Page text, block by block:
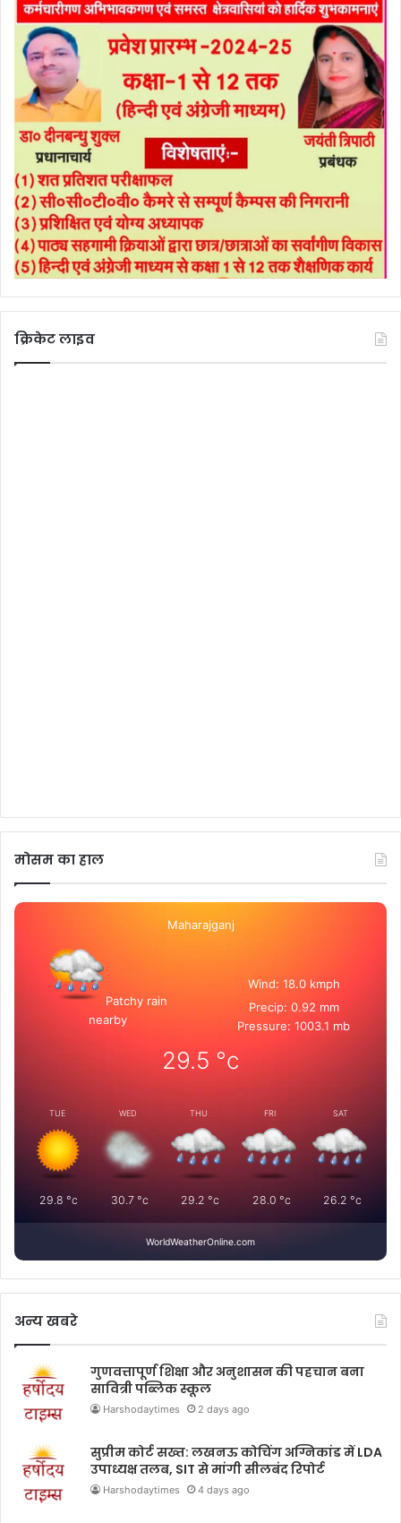
क्रिकेट लाइव
मोसम का हाल
Maharajganj
Patchy rain
nearby
Wind: 18.0 kmph
Precip: 0.92 mm
Pressure: 1003.1 mb
29.5 °c
TUE
29.8 °c
WED
30.7°c
THU
29.2 °c
FRI
28.0 °c
SAT
26.2 °c
WorldWeatherOnline.com
अन्य खबरे
गुणवत्तापूर्ण शिक्षा और अनुशासन की पहचान बना
सावित्री पब्लिक स्कूल
Harshodaytimes 2 days ago
सुप्रीम कोर्ट सख्त: लखनऊ कोचिंग अग्निकांड में LDA
उपाध्यक्ष तलब, SIT से मांगी सीलबंद रिपोर्ट
Harshodaytimes 4 days ago